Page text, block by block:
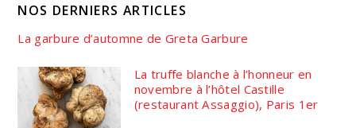
NOS DERNIERS ARTICLES
La garbure d’automne de Greta Garbure
La truffe blanche à l’honneur en
novembre à l’hôtel Castille
(restaurant Assaggio), Paris 1er